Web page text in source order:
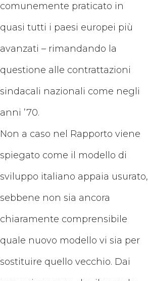
comunemente praticato in
quasi tutti i paesi europei più
avanzati – rimandando la
questione alle contrattazioni
sindacali nazionali come negli
anni ’70.
Non a caso nel Rapporto viene
spiegato come il modello di
sviluppo italiano appaia usurato,
sebbene non sia ancora
chiaramente comprensibile
quale nuovo modello vi sia per
sostituire quello vecchio. Dai